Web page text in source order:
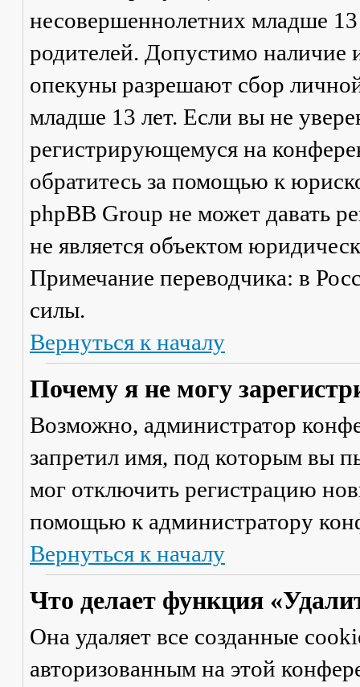
несовершеннолетних младше 13
родителей. Допустимо наличие
опекуны разрешают сбор
младше 13 лет. Если вы не
регистрирующемуся на
обратитесь за помощью к
phpBB Group не может давать
не является объектом
Примечание переводчика: в
силы.
Вернуться к началу
Почему я не могу
Возможно, администратор
запретил имя, под которым вы
мог отключить регистрацию
помощью к администратору
Вернуться к началу
Что делает функция
Она удаляет все созданные
авторизованным на этой